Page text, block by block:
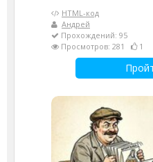
HTML-код
Андрей
Прохождений: 95
Просмотров: 281
1